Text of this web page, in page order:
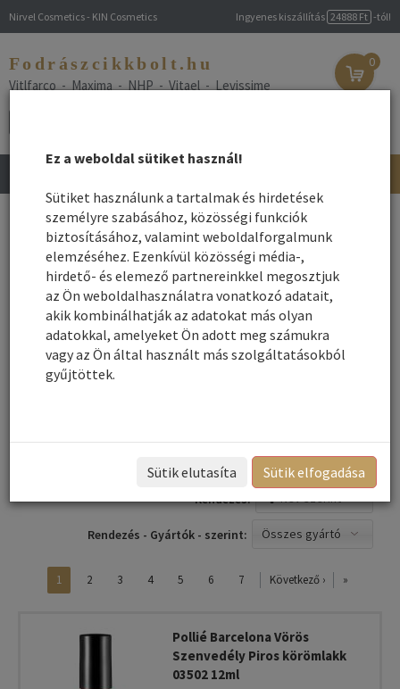
Nirvel Cosmetics - KIN Cosmetics Ingyenes kiszállítás 24888 Ft -tól!
Fodrászcikkbolt.hu
Vitlfarco - Maxima - NHP - Vitael - Levissime
0
navigation
Főoldal/Webshop/Újdonságok - Kedvezmények/ Legjobb
árak! - Most Alacsony áron kínált termékek
Legjobb árak! - Most Alacsony áron kínált termékek
Olyan termékekből válogatás, melyek árát most egy időre nagyon
alacsonyra tettük, vagy ajándékkal, vagy csomag árral
rendelkeznek. Legfőbb általános kedvezményünk a magas
minőségű termékek, hajfestékek és hajszínezők alacsony alap
Legjobb hajfesték árak
Név szerint
Rendezés:
Összes gyártó
Rendezés - Gyártók - szerint:
1 2 3 4 5 6 7 Következő › »
Pollié Barcelona Vörös
Szenvedély Piros körömlakk
03502 12ml
Ez a weboldal sütiket használ!
Sütiket használunk a tartalmak és hirdetések
személyre szabásához, közösségi funkciók
biztosításához, valamint weboldalforgalmunk
elemzéséhez. Ezenkívül közösségi média-,
hirdető- és elemező partnereinkkel megosztjuk
az Ön weboldalhasználatra vonatkozó adatait,
akik kombinálhatják az adatokat más olyan
adatokkal, amelyeket Ön adott meg számukra
vagy az Ön által használt más szolgáltatásokból
gyűjtöttek.
Sütik elutasíta Sütik elfogadása